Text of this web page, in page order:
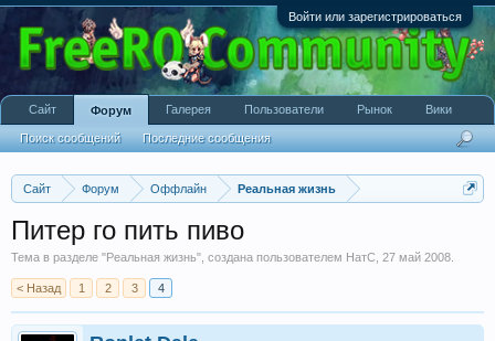
Войти или зарегистрироваться
Сайт Форум Оффлайн Реальная жизнь
Питер го пить пиво
Тема в разделе "Реальная жизнь", создана пользователем НатС 27 май 2008
< Назад 1 2 3 4
Сайт Форум
Поиск сообщений Последние сообщения
Галерея Пользователи Рынок Вики